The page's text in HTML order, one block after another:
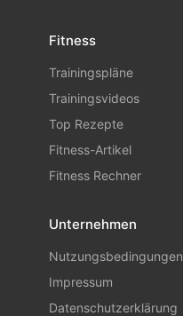
Fitness
Trainingspläne
Trainingsvideos
Top Rezepte
Fitness-Artikel
Fitness Rechner
Unternehmen
Nutzungsbedingungen
Impressum
Datenschutzerklärung